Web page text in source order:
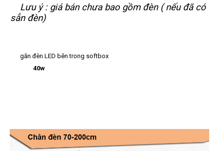
Lưu ý : giá bán chưa bao gồm đèn ( nếu đã có
sẳn đèn)
gắn đèn LED bên trong softbox
40w